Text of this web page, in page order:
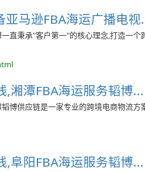
亚马逊FBA海运广播电视
一直秉承"客户第一"的核心理念,打造一
,湘潭FBA海运服务韬博...
博供应链是一家专业的跨境电商物流
,阜阳FBA海运服务韬博...